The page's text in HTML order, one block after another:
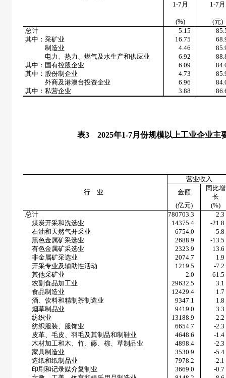
1-7月 1-7月
(%) (元)
总计
5.15
其中：采矿业
16.75
制造业
4.46
电力、热力、燃气及水生产和供应业
6.92
其中：国有控股企业
6.09
其中：股份制企业
4.73
外商及港澳台投资企业
6.96
其中：私营企业
3.88
表3 2025年1-7月份规模以上工业企业主
行 业
营业收入
金额
同比增
长
(亿元)
(%)
总计
780703.3
2.3
煤炭开采和洗选业
14375.4
-21.8
石油和天然气开采业
6754.0
-5.8
黑色金属矿采选业
2688.9
-13.5
有色金属矿采选业
2323.9
13.6
非金属矿采选业
2074.7
1.9
开采专业及辅助性活动
1219.5
-7.2
其他采矿业
2.0
-61.5
农副食品加工业
29632.5
3.1
食品制造业
12429.4
1.7
酒、饮料和精制茶制造业
9347.1
1.8
烟草制品业
9419.0
3.3
纺织业
13188.9
-2.2
纺织服装、服饰业
6654.7
-2.3
皮革、毛皮、羽毛及其制品和制鞋业
4648.6
-1.4
木材加工和木、竹、藤、棕、草制品业
4898.4
-2.3
家具制造业
3530.9
-5.4
造纸和纸制品业
7978.2
-2.1
印刷和记录媒介复制业
3669.0
-0.7